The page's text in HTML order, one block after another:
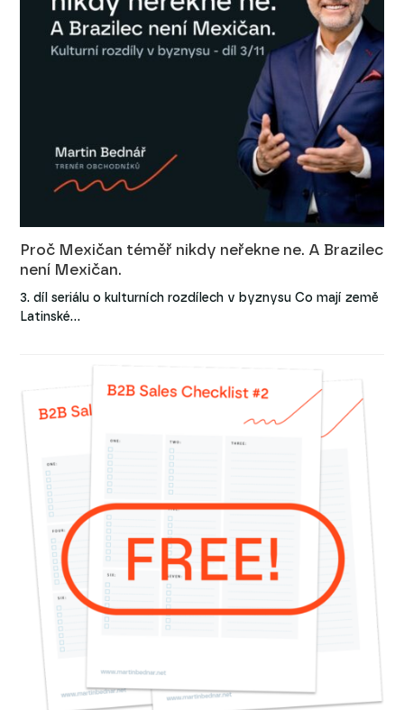
Proč Mexičan téměř nikdy neřekne ne. A Brazilec
není Mexičan.
3. díl seriálu o kulturních rozdílech v byznysu Co mají země
Latinské…